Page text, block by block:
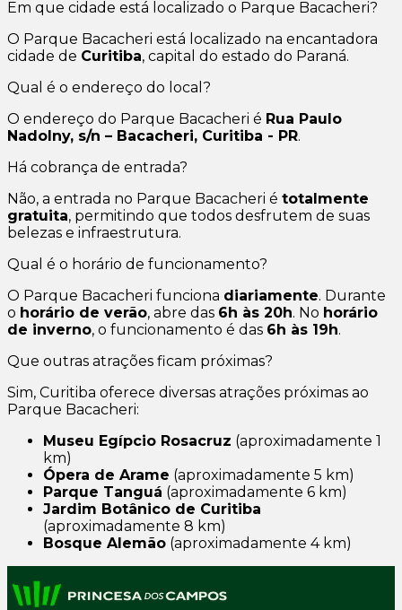
Em que cidade está localizado o Parque Bacacheri?
O Parque Bacacheri está localizado na encantadora
cidade de Curitiba, capital do estado do Paraná.
Qual é o endereço do local?
O endereço do Parque Bacacheri é Rua Paulo
Nadolny, s/n – Bacacheri, Curitiba - PR.
Há cobrança de entrada?
Não, a entrada no Parque Bacacheri é totalmente
gratuita, permitindo que todos desfrutem de suas
belezas e infraestrutura.
Qual é o horário de funcionamento?
O Parque Bacacheri funciona diariamente. Durante
o horário de verão, abre das 6h às 20h. No horário
de inverno, o funcionamento é das 6h às 19h.
Que outras atrações ficam próximas?
Sim, Curitiba oferece diversas atrações próximas ao
Parque Bacacheri:
Museu Egípcio Rosacruz (aproximadamente 1
km)
Ópera de Arame (aproximadamente 5 km)
Parque Tanguá (aproximadamente 6 km)
Jardim Botânico de Curitiba
(aproximadamente 8 km)
Bosque Alemão (aproximadamente 4 km)